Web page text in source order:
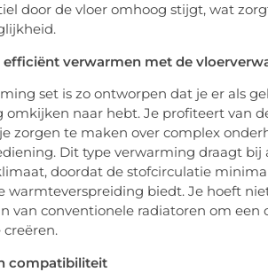
door de vloer omhoog stijgt, wat
verwarmen met de
set is zo ontworpen dat je er als
omkijken naar hebt. Je profiteert van
zorgen te maken over complex
Dit type verwarming draagt bij
doordat de stofcirculatie
warmteverspreiding biedt. Je hoeft
van conventionele radiatoren om een
compatibiliteit